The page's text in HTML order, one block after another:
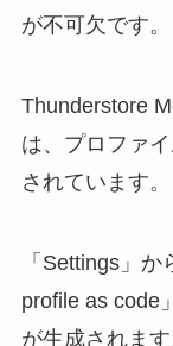
が不可欠です。
Thunderstore
は、プロファ
されています。
「Settings」
profile as code
が生成されます